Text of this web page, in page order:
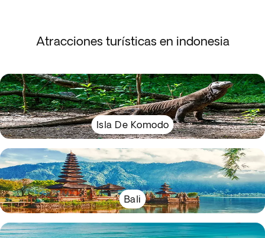
Atracciones turísticas en indonesia
Isla De Komodo
Bali